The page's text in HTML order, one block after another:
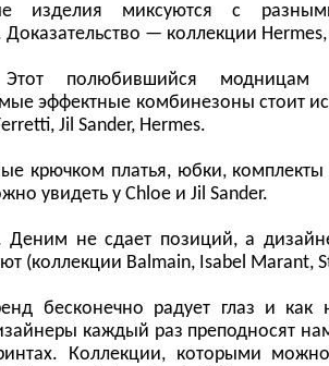
изделия миксуются с
— коллекции Hermes,
полюбившийся модницам
эффектные комбинезоны стоит
Jil Sаnder, Hermes.
крючком платья, юбки,
увидеть у Chloe и Jil Sаnder.
Деним не сдает позиций, а
(коллекции Bаlmаin, Isаbel Mаrаnt,
бесконечно радует глаз и как
каждый раз преподносят
Коллекции, которыми